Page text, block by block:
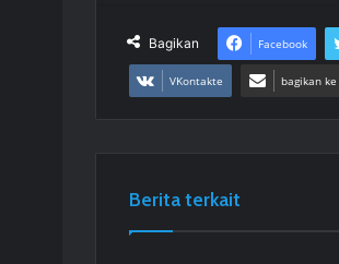
Bagikan Facebook
VKontakte bagikan
Berita terkait